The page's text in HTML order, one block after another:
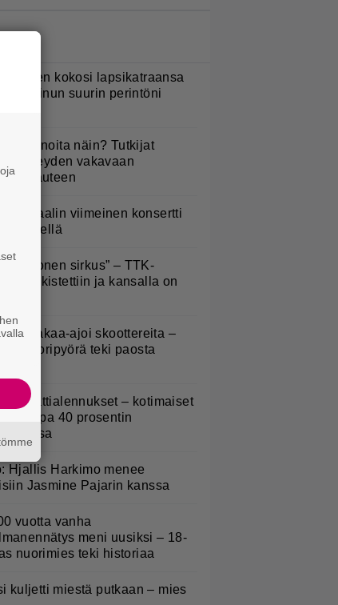
LUETUIMMAT JUTUT
Sievinen kokosi lapsikatraansa
– ”Minun suurin perintöni
perunoita näin? Tutkijat
yhteyden vakavaan
Normaalin viimeinen konsertti
Ylellä
semmonen sirkus” – TTK-
julkistettiin ja kansalla on
takaa-ajoi skoottereita –
teki paosta
jättialennukset – kotimaiset
jopa 40 prosentin
Hjallis Harkimo menee
Jasmine Pajarin kanssa
vuotta vanha
meni uusiksi – 18-
nuorimies teki historiaa
kuljetti miestä putkaan – mies